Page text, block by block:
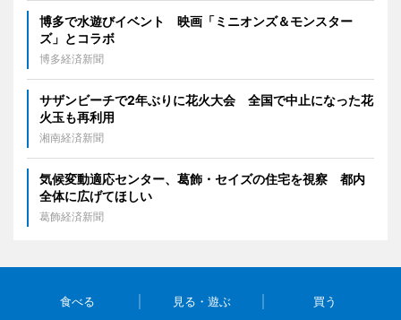
博多で水遊びイベント 映画「ミニオンズ＆モンスター
ズ」とコラボ
博多経済新聞
サザンビーチで2年ぶりに花火大会 全国で中止になった花
火玉も再利用
湘南経済新聞
気候変動適応センター、葛飾・セイズの住宅を視察 都内
全体に広げてほしい
葛飾経済新聞
食べる 見る・遊ぶ 買う